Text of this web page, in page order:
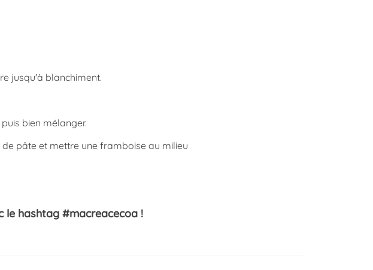
jusqu'à blanchiment.
bien mélanger.
pâte et mettre une framboise au milieu
le hashtag #macreacecoa !